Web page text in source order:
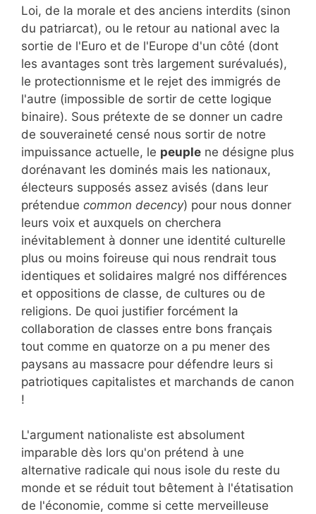
Loi, de la morale et des anciens interdits (sinon
du patriarcat), ou le retour au national avec la
sortie de l'Euro et de l'Europe d'un côté (dont
les avantages sont très largement surévalués),
le protectionnisme et le rejet des immigrés de
l'autre (impossible de sortir de cette logique
binaire). Sous prétexte de se donner un cadre
de souveraineté censé nous sortir de notre
impuissance actuelle, le peuple ne désigne plus
dorénavant les dominés mais les nationaux,
électeurs supposés assez avisés (dans leur
prétendue common decency) pour nous donner
leurs voix et auxquels on cherchera
inévitablement à donner une identité culturelle
plus ou moins foireuse qui nous rendrait tous
identiques et solidaires malgré nos différences
et oppositions de classe, de cultures ou de
religions. De quoi justifier forcément la
collaboration de classes entre bons français
tout comme en quatorze on a pu mener des
paysans au massacre pour défendre leurs si
patriotiques capitalistes et marchands de canon
!
L'argument nationaliste est absolument
imparable dès lors qu'on prétend à une
alternative radicale qui nous isole du reste du
monde et se réduit tout bêtement à l'étatisation
de l'économie, comme si cette merveilleuse